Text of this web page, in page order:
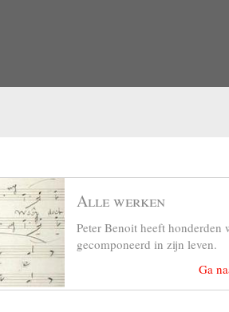
Alle werken
Peter Benoit heeft honderden
gecomponeerd in zijn leven.
Ga